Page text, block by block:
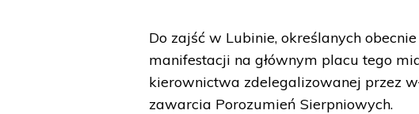
Do zajść w Lubinie, określanych
manifestacji na głównym placu tego
kierownictwa zdelegalizowanej przez
zawarcia Porozumień Sierpniowych.